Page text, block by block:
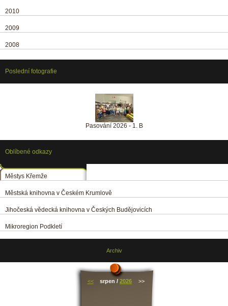
2010
2009
2008
Poslední fotografie
Pasování 2026 - 1. B
Oblíbené odkazy
Městys Křemže
Městská knihovna v Českém Krumlově
Jihočeská vědecká knihovna v Českých Budějovicích
Mikroregion Podkletí
Archiv
<< srpen / 2026 >>